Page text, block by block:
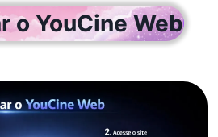
o YouCine Web